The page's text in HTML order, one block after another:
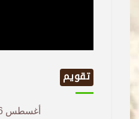
تقويم
أغسطس 2026